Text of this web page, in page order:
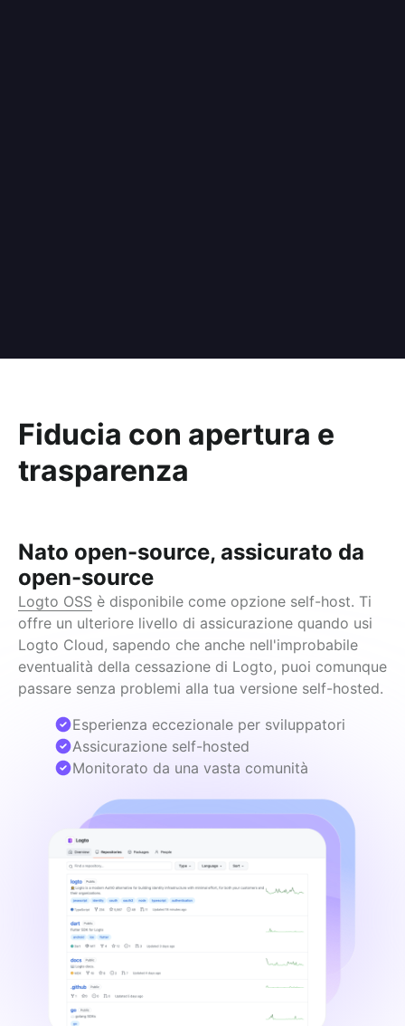
Fiducia con apertura e
trasparenza
Nato open-source, assicurato da
open-source
Logto OSS è disponibile come opzione self-host. Ti
offre un ulteriore livello di assicurazione quando usi
Logto Cloud, sapendo che anche nell'improbabile
eventualità della cessazione di Logto, puoi comunque
passare senza problemi alla tua versione self-hosted.
Esperienza eccezionale per sviluppatori
Assicurazione self-hosted
Monitorato da una vasta comunità